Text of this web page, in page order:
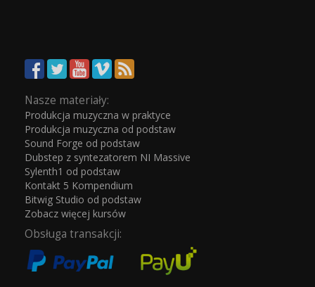
Nasze materiały:
Produkcja muzyczna w praktyce
Produkcja muzyczna od podstaw
Sound Forge od podstaw
Dubstep z syntezatorem NI Massive
Sylenth1 od podstaw
Kontakt 5 Kompendium
Bitwig Studio od podstaw
Zobacz więcej kursów
Obsługa transakcji: